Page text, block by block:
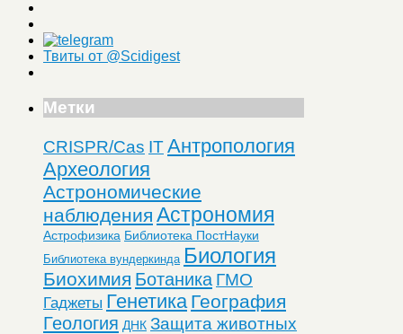
Твиты от @Scidigest
Метки
CRISPR/Cas ITАнтропология
Археология
Астрономические
наблюдения Астрономия
Астрофизика Библиотека ПостНауки
Библиотека вундеркинда Биология
Биохимия Ботаника ГМО
Гаджеты Генетика География
Геология ДНК Защита животных